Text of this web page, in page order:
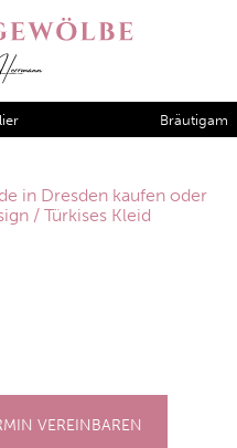
Bräutigam
in Dresden kaufen oder
/ Türkises Kleid
VEREINBAREN